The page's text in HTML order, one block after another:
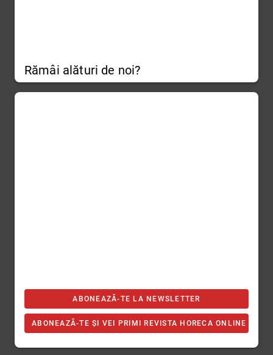
Rămâi alături de noi?
ABONEAZĂ-TE LA NEWSLETTER
ABONEAZĂ-TE ȘI VEI PRIMI REVISTA HORECA ONLINE